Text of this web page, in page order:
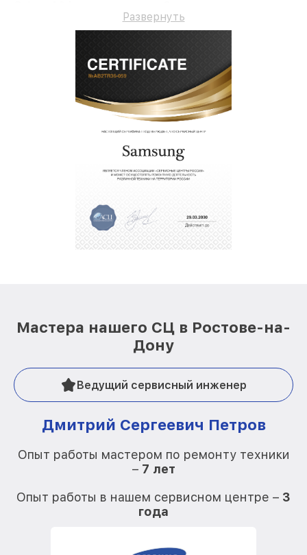
Развернуть
Мастера нашего СЦ в Ростове-на-
Дону
Ведущий сервисный инженер
Дмитрий Сергеевич Петров
Опыт работы мастером по ремонту техники
– 7 лет
Опыт работы в нашем сервисном центре – 3
года